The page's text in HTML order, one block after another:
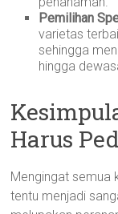
Pemilihan
varietas
sehingga
hingga
Harus
Mengingat semua
tentu menjadi